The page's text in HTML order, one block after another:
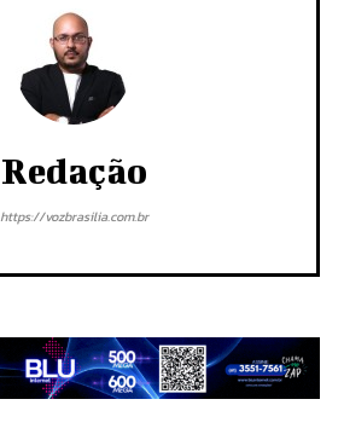
Redação
https://vozbrasilia.com.br